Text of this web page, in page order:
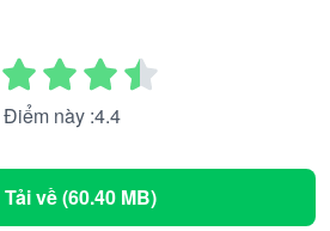
Điểm này :4.4
Tải về (60.40 MB)